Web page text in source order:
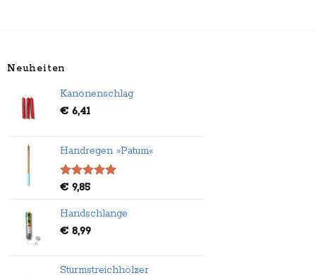
Neuheiten
Kanonenschlag
€ 6,41
Handregen »Patum«
Bewertet
von 5
€ 9,85
Handschlange
€ 8,99
Sturmstreichhölzer